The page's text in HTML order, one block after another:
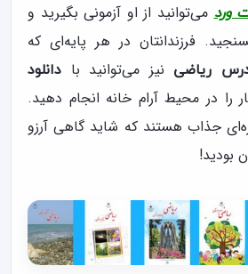
وردمی‌توانید از او آزمونی بگیرید و
فرزندانتان در هر پایه‌ای که
ریاضی نیز می‌توانید با دانلود
را در محیط آرام خانه انجام دهید.
جذاب هستند که شاید گاهی آرزو
بودید!